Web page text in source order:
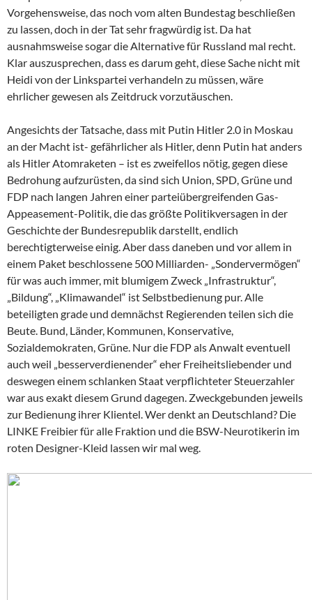
Vorgehensweise, das noch vom alten Bundestag beschließen
zu lassen, doch in der Tat sehr fragwürdig ist. Da hat
ausnahmsweise sogar die Alternative für Russland mal recht.
Klar auszusprechen, dass es darum geht, diese Sache nicht mit
Heidi von der Linkspartei verhandeln zu müssen, wäre
ehrlicher gewesen als Zeitdruck vorzutäuschen.
Angesichts der Tatsache, dass mit Putin Hitler 2.0 in Moskau
an der Macht ist- gefährlicher als Hitler, denn Putin hat anders
als Hitler Atomraketen – ist es zweifellos nötig, gegen diese
Bedrohung aufzurüsten, da sind sich Union, SPD, Grüne und
FDP nach langen Jahren einer parteiübergreifenden Gas-
Appeasement-Politik, die das größte Politikversagen in der
Geschichte der Bundesrepublik darstellt, endlich
berechtigterweise einig. Aber dass daneben und vor allem in
einem Paket beschlossene 500 Milliarden- „Sondervermögen“
für was auch immer, mit blumigem Zweck „Infrastruktur“,
„Bildung“, „Klimawandel“ ist Selbstbedienung pur. Alle
beteiligten grade und demnächst Regierenden teilen sich die
Beute. Bund, Länder, Kommunen, Konservative,
Sozialdemokraten, Grüne. Nur die FDP als Anwalt eventuell
auch weil „besserverdienender“ eher Freiheitsliebender und
deswegen einem schlanken Staat verpflichteter Steuerzahler
war aus exakt diesem Grund dagegen. Zweckgebunden jeweils
zur Bedienung ihrer Klientel. Wer denkt an Deutschland? Die
LINKE Freibier für alle Fraktion und die BSW-Neurotikerin im
roten Designer-Kleid lassen wir mal weg.